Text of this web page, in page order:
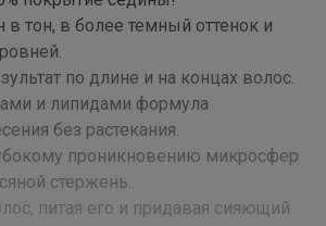
в тон, в более темный оттенок и
по длине и на концах волос.
и липидами формула
без растекания.
проникновению микросфер
стержень.
питая его и придавая сияющий